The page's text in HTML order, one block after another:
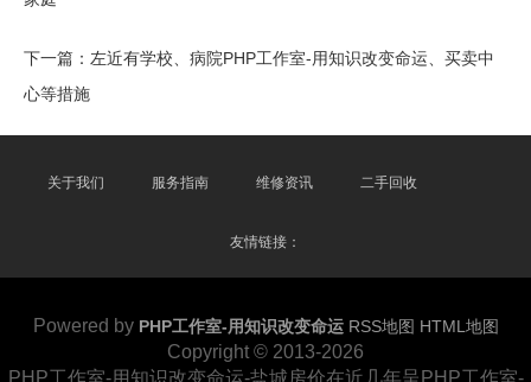
下一篇： 左近有学校、病院PHP工作室-用知识改变命运、买卖中
心等措施
关于我们 服务指南 维修资讯 二手回收
友情链接：
Powered by PHP工作室-用知识改变命运 RSS地图 HTML地图
Copyright © 2013-2026
PHP工作室-用知识改变命运-盐城房价在近几年呈PHP工作室-